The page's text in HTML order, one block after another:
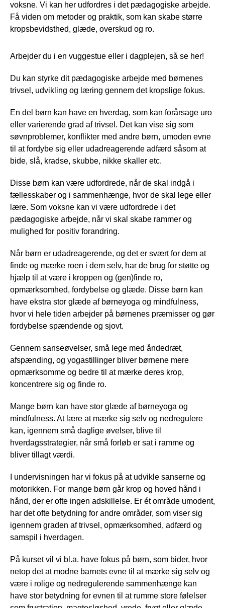
voksne. Vi kan her udfordres i det pædagogiske arbejde.
Få viden om metoder og praktik, som kan skabe større
kropsbevidsthed, glæde, overskud og ro.
Arbejder du i en vuggestue eller i dagplejen, så se her!
Du kan styrke dit pædagogiske arbejde med børnenes
trivsel, udvikling og læring gennem det kropslige fokus.
En del børn kan have en hverdag, som kan forårsage uro
eller varierende grad af trivsel. Det kan vise sig som
søvnproblemer, konflikter med andre børn, umoden evne
til at fordybe sig eller udadreagerende adfærd såsom at
bide, slå, kradse, skubbe, nikke skaller etc.
Disse børn kan være udfordrede, når de skal indgå i
fællesskaber og i sammenhænge, hvor de skal lege eller
lære. Som voksne kan vi være udfordrede i det
pædagogiske arbejde, når vi skal skabe rammer og
mulighed for positiv forandring.
Når børn er udadreagerende, og det er svært for dem at
finde og mærke roen i dem selv, har de brug for støtte og
hjælp til at være i kroppen og (gen)finde ro,
opmærksomhed, fordybelse og glæde. Disse børn kan
have ekstra stor glæde af børneyoga og mindfulness,
hvor vi hele tiden arbejder på børnenes præmisser og gør
fordybelse spændende og sjovt.
Gennem sanseøvelser, små lege med åndedræt,
afspænding, og yogastillinger bliver børnene mere
opmærksomme og bedre til at mærke deres krop,
koncentrere sig og finde ro.
Mange børn kan have stor glæde af børneyoga og
mindfulness. At lære at mærke sig selv og nedregulere
kan, igennem små daglige øvelser, blive til
hverdagsstrategier, når små forløb er sat i ramme og
bliver tillagt værdi.
I undervisningen har vi fokus på at udvikle sanserne og
motorikken. For mange børn går krop og hoved hånd i
hånd, der er ofte ingen adskillelse. Er ét område umodent,
har det ofte betydning for andre områder, som viser sig
igennem graden af trivsel, opmærksomhed, adfærd og
samspil i hverdagen.
På kurset vil vi bl.a. have fokus på børn, som bider, hvor
netop det at modne barnets evne til at mærke sig selv og
være i rolige og nedregulerende sammenhænge kan
have stor betydning for evnen til at rumme store følelser